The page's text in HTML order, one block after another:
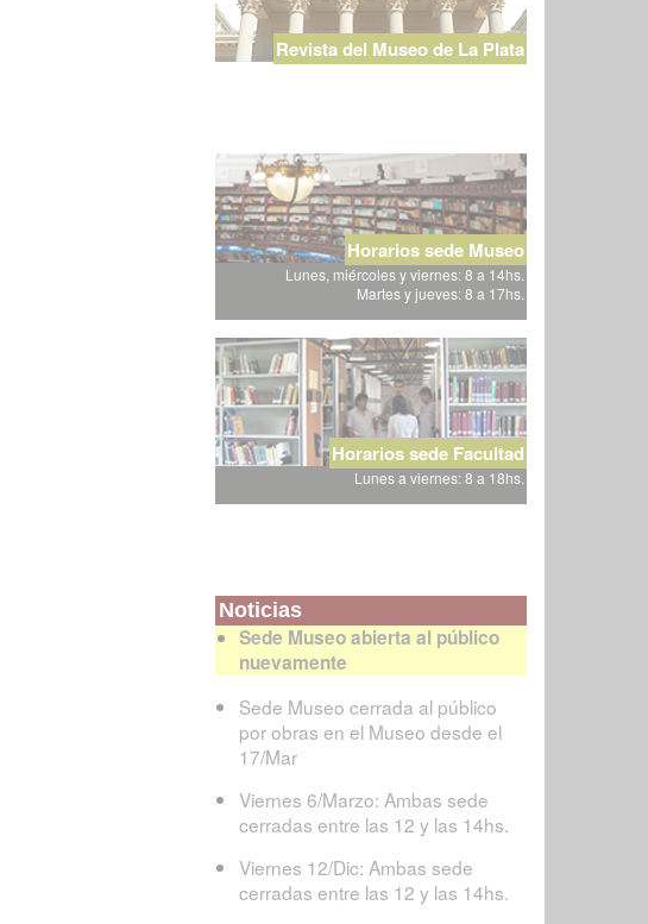
Revista del Museo de La Plata
Horarios sede Museo
Lunes, miércoles y viernes: 8 a 14hs.
Martes y jueves: 8 a 17hs.
Horarios sede Facultad
Lunes a viernes: 8 a 18hs.
Noticias
Sede Museo abierta al público
nuevamente
Sede Museo cerrada al público
por obras en el Museo desde el
17/Mar
Viernes 6/Marzo: Ambas sede
cerradas entre las 12 y las 14hs.
Viernes 12/Dic: Ambas sede
cerradas entre las 12 y las 14hs.